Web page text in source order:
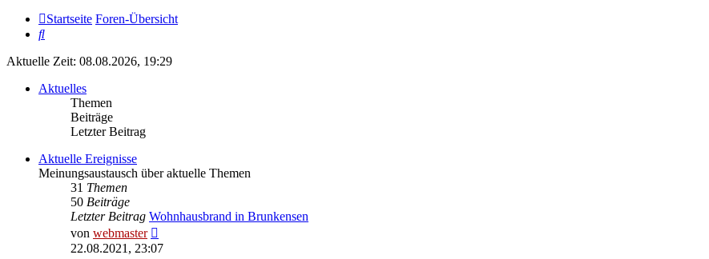
Startseite Foren-Übersicht
Suche
Aktuelle Zeit: 08.08.2026, 19:29
Aktuelles
Themen
Beiträge
Letzter Beitrag
Aktuelle Ereignisse
Meinungsaustausch über aktuelle Themen
31 Themen
50 Beiträge
Letzter Beitrag Wohnhausbrand in Brunkensen
von webmaster
Beitrag
22.08.2021, 23:07